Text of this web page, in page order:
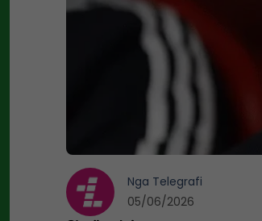
Nga Telegrafi
05/06/2026